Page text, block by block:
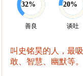
32%
善良
20%
谈吐
叫史铭昊的人，最
敢、智慧、幽默等。